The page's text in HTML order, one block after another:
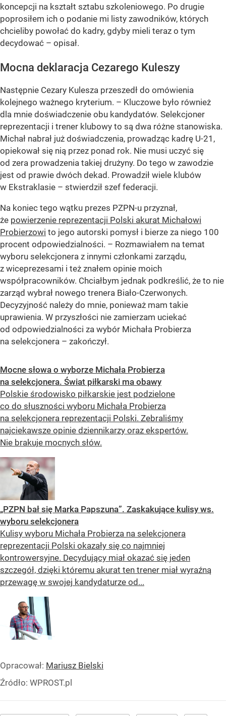
koncepcji na kształt sztabu szkoleniowego. Po drugie
poprosiłem ich o podanie mi listy zawodników, których
chcieliby powołać do kadry, gdyby mieli teraz o tym
decydować – opisał.
Mocna deklaracja Cezarego Kuleszy
Następnie Cezary Kulesza przeszedł do omówienia
kolejnego ważnego kryterium. – Kluczowe było również
dla mnie doświadczenie obu kandydatów. Selekcjoner
reprezentacji i trener klubowy to są dwa różne stanowiska.
Michał nabrał już doświadczenia, prowadząc kadrę U-21,
opiekował się nią przez ponad rok. Nie musi uczyć się
od zera prowadzenia takiej drużyny. Do tego w zawodzie
jest od prawie dwóch dekad. Prowadził wiele klubów
w Ekstraklasie – stwierdził szef federacji.
Na koniec tego wątku prezes PZPN-u przyznał,
że powierzenie reprezentacji Polski akurat Michałowi
Probierzowi to jego autorski pomysł i bierze za niego 100
procent odpowiedzialności. – Rozmawiałem na temat
wyboru selekcjonera z innymi członkami zarządu,
z wiceprezesami i też znałem opinie moich
współpracowników. Chciałbym jednak podkreślić, że to nie
zarząd wybrał nowego trenera Biało-Czerwonych.
Decyzyjność należy do mnie, ponieważ mam takie
uprawienia. W przyszłości nie zamierzam uciekać
od odpowiedzialności za wybór Michała Probierza
na selekcjonera – zakończył.
Mocne słowa o wyborze Michała Probierza
na selekcjonera. Świat piłkarski ma obawy
Polskie środowisko piłkarskie jest podzielone
co do słuszności wyboru Michała Probierza
na selekcjonera reprezentacji Polski. Zebraliśmy
najciekawsze opinie dziennikarzy oraz ekspertów.
Nie brakuje mocnych słów.
„PZPN bał się Marka Papszuna”. Zaskakujące kulisy ws.
wyboru selekcjonera
Kulisy wyboru Michała Probierza na selekcjonera
reprezentacji Polski okazały się co najmniej
kontrowersyjne. Decydujący miał okazać się jeden
szczegół, dzięki któremu akurat ten trener miał wyraźną
przewagę w swojej kandydaturze od...
Opracował: Mariusz Bielski
Źródło: WPROST.pl